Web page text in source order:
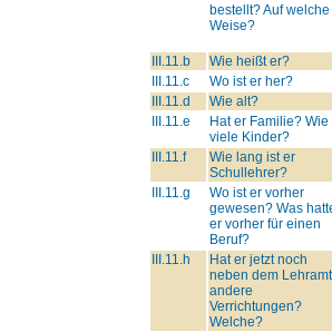
bestellt? Auf welche
Weise?
III.11.b
Wie heißt er?
III.11.c
Wo ist er her?
III.11.d
Wie alt?
III.11.e
Hat er Familie? Wie
viele Kinder?
III.11.f
Wie lang ist er
Schullehrer?
III.11.g
Wo ist er vorher
gewesen? Was
er vorher für einen
Beruf?
III.11.h
Hat er jetzt noch
neben dem
andere
Verrichtungen?
Welche?